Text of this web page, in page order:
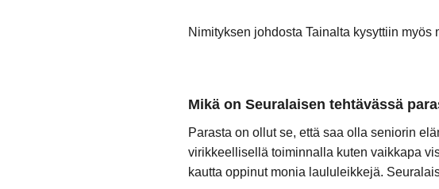
Nimityksen johdosta Tainalta kysyttiin
Mikä on Seuralaisen tehtävässä
Parasta on ollut se, että saa olla seniorin
virikkeellisellä toiminnalla kuten vaikkapa
kautta oppinut monia laululeikkejä.